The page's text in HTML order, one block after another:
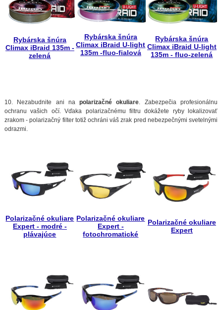
Rybárska šnúra
Climax iBraid 135m -
zelená
Rybárska šnúra
Climax iBraid U-light
135m -fluo-fialová
Rybárska šnúra
Climax iBraid U-light
135m - fluo-zelená
10. Nezabudnite ani napolarizačné okuliare. Zabezpečia profesionálnu
ochranu vašich očí. Vďaka polarizačnému filtru dokážete ryby lokalizovať
zrakom - polarizačný filter totiž ochráni váš zrak pred nebezpečnými svetelnými
odrazmi.
Polarizačné okuliare
Expert - modré -
plávajúce
Polarizačné okuliare
Expert -
fotochromatické
Polarizačné okuliare
Expert